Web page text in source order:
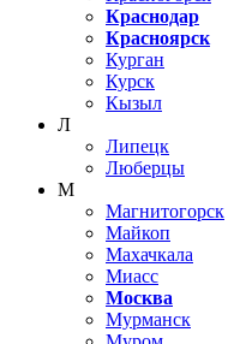
Краснодар
Красноярск
Курган
Курск
Кызыл
Л
Липецк
Люберцы
М
Магнитогорск
Майкоп
Махачкала
Миасс
Москва
Мурманск